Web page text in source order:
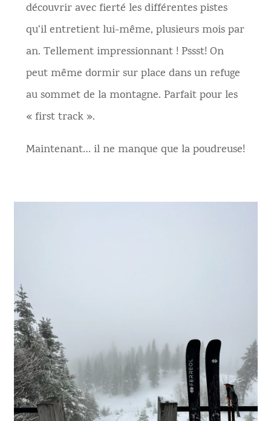
découvrir avec fierté les différentes pistes
qu’il entretient lui-même, plusieurs mois par
an. Tellement impressionnant ! Pssst! On
peut même dormir sur place dans un refuge
au sommet de la montagne. Parfait pour les
« first track ».
Maintenant… il ne manque que la poudreuse!